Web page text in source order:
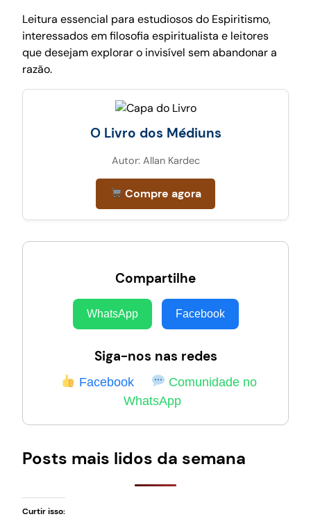
Leitura essencial para estudiosos do Espiritismo,
interessados em filosofia espiritualista e leitores
que desejam explorar o invisível sem abandonar a
razão.
O Livro dos Médiuns
Autor: Allan Kardec
Compre agora
Compartilhe
WhatsApp Facebook
Siga-nos nas redes
Facebook
Comunidade no
WhatsApp
Posts mais lidos da semana
Curtir isso: